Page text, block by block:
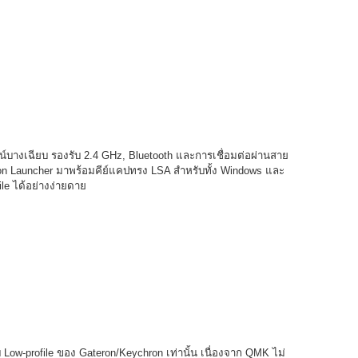
งเฉียบ รองรับ 2.4 GHz, Bluetooth และการเชื่อมต่อผ่านสาย
มาพร้อมคีย์แคปทรง LSA สำหรับทั้ง Windows และ
ได้อย่างง่ายดาย
profile ของ Gateron/Keychron เท่านั้น เนื่องจาก QMK ไม่